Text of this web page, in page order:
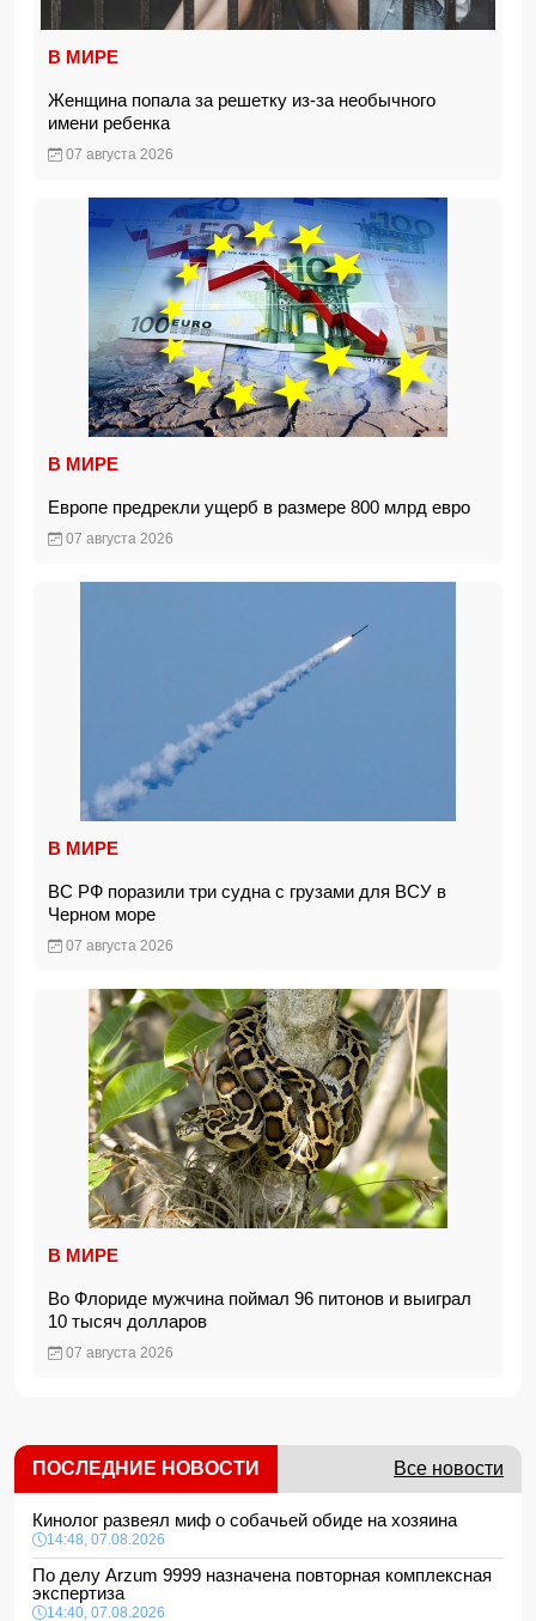
В МИРЕ
Женщина попала за решетку из-за необычного
имени ребенка
07 августа 2026
В МИРЕ
Европе предрекли ущерб в размере 800 млрд евро
07 августа 2026
В МИРЕ
ВС РФ поразили три судна с грузами для ВСУ в
Черном море
07 августа 2026
В МИРЕ
Во Флориде мужчина поймал 96 питонов и выиграл
10 тысяч долларов
07 августа 2026
ПОСЛЕДНИЕ НОВОСТИ Все новости
Кинолог развеял миф о собачьей обиде на хозяина
14:48, 07.08.2026
По делу Arzum 9999 назначена повторная комплексная
экспертиза
14:40, 07.08.2026